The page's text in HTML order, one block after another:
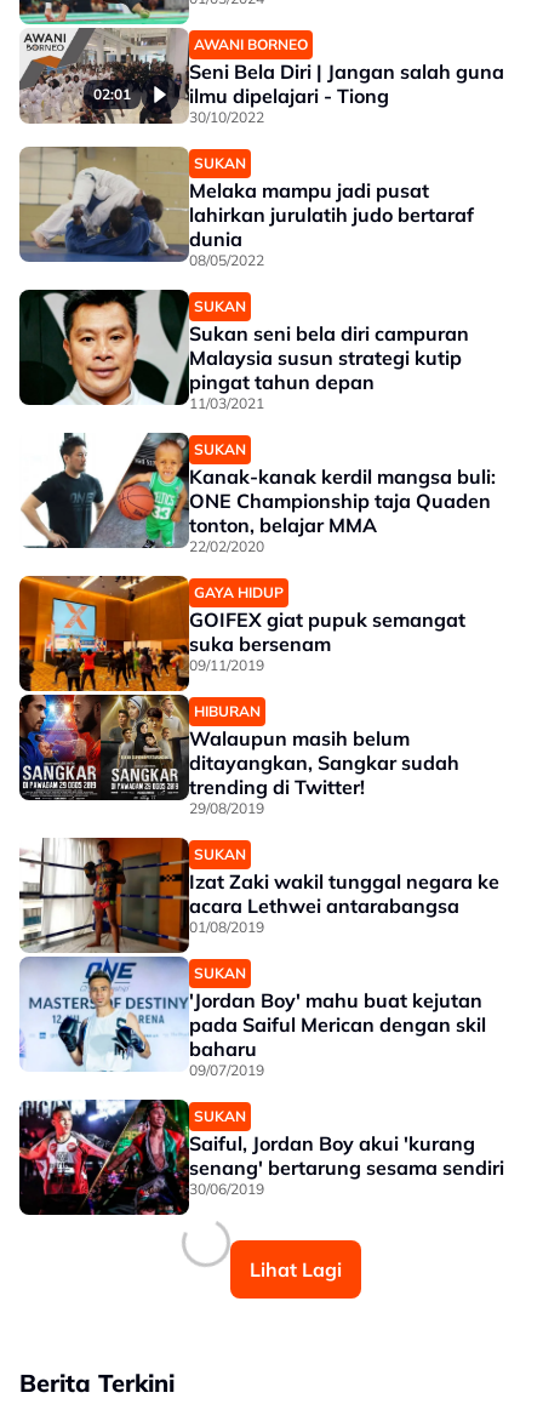
02:01
AWANI BORNEO
Seni Bela Diri | Jangan salah guna
ilmu dipelajari - Tiong
30/10/2022
SUKAN
Melaka mampu jadi pusat
lahirkan jurulatih judo bertaraf
dunia
08/05/2022
SUKAN
Sukan seni bela diri campuran
Malaysia susun strategi kutip
pingat tahun depan
11/03/2021
SUKAN
Kanak-kanak kerdil mangsa buli:
ONE Championship taja Quaden
tonton, belajar MMA
22/02/2020
GAYA HIDUP
GOIFEX giat pupuk semangat
suka bersenam
09/11/2019
HIBURAN
Walaupun masih belum
ditayangkan, Sangkar sudah
trending di Twitter!
29/08/2019
SUKAN
Izat Zaki wakil tunggal negara ke
acara Lethwei antarabangsa
01/08/2019
SUKAN
'Jordan Boy' mahu buat kejutan
pada Saiful Merican dengan skil
baharu
09/07/2019
SUKAN
Saiful, Jordan Boy akui 'kurang
senang' bertarung sesama sendiri
30/06/2019
Lihat Lagi
Berita Terkini